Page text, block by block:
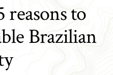
reasons to
Brazilian